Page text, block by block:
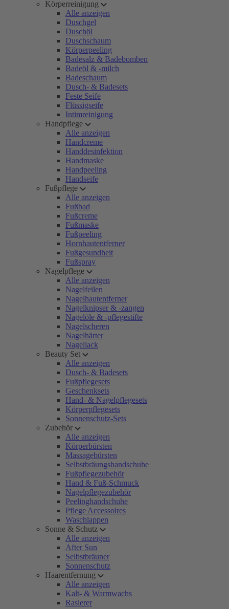
Körperreinigung
Alle anzeigen
Duschgel
Duschöl
Duschschaum
Körperpeeling
Badesalz & Badebomben
Badeöl & -milch
Badeschaum
Dusch- & Badesets
Feste Seife
Flüssigseife
Intimreinigung
Handpflege
Alle anzeigen
Handcreme
Handdesinfektion
Handmaske
Handpeeling
Handseife
Fußpflege
Alle anzeigen
Fußbad
Fußcreme
Fußmaske
Fußpeeling
Hornhautentferner
Fußgesundheit
Fußspray
Nagelpflege
Alle anzeigen
Nagelfeilen
Nagelhautentferner
Nagelknipser & -zangen
Nagelöle & -pflegestifte
Nagelscheren
Nagelhärter
Nagellack
Beauty Set
Alle anzeigen
Dusch- & Badesets
Fußpflegesets
Geschenksets
Hand- & Nagelpflegesets
Körperpflegesets
Sonnenschutz-Sets
Zubehör
Alle anzeigen
Körperbürsten
Massagebürsten
Selbstbräungshandschuhe
Fußpflegezubehör
Hand & Fuß-Schmuck
Nagelpflegezubehör
Peelinghandschuhe
Pflege Accessoires
Waschlappen
Sonne & Schutz
Alle anzeigen
After Sun
Selbstbräuner
Sonnenschutz
Haarentfernung
Alle anzeigen
Kalt- & Warmwachs
Rasierer